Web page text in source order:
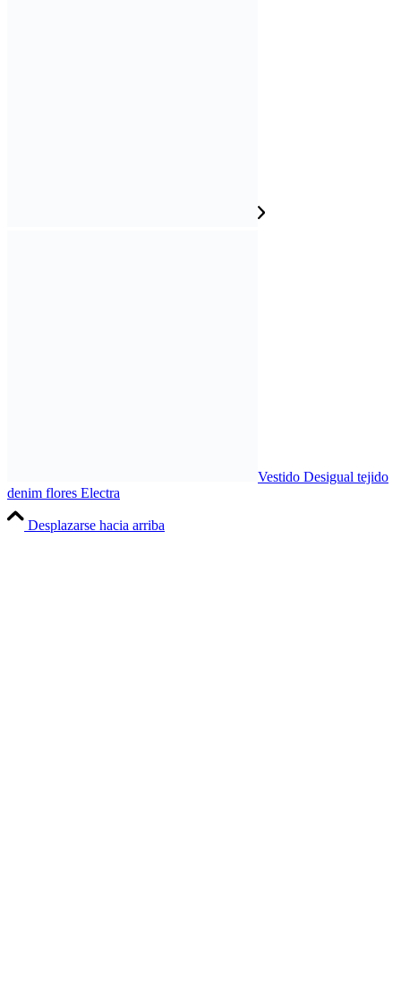
Vestido Desigual tejido
denim flores Electra
Desplazarse hacia arriba